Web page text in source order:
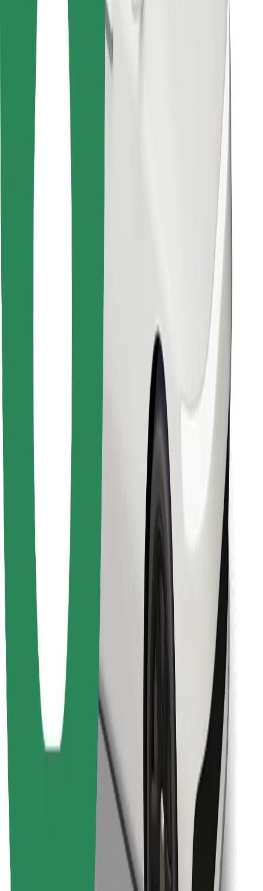
Pár perc alatt ott vagyunk érted!
Bolt alkalmazás letöltése
Találd meg kedvenc ételedet!
Bolt Food app letöltése